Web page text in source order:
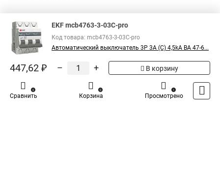
EKF mcb4763-3-03C-pro
Код товара: mcb4763-3-03C-pro
Автоматический выключатель 3P 3А (C) 4,5kA ВА 47-6...
447,62 ₽ – + В корзину
Сравнить
0
Корзина
0
Просмотрено
1